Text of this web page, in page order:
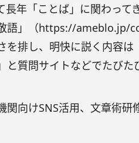
長年「ことば」に関わって
語」（https://ameblo.jp/
を排し、明快に説く内容は
と質問サイトなどでたびた
関向けSNS活用、文章術研